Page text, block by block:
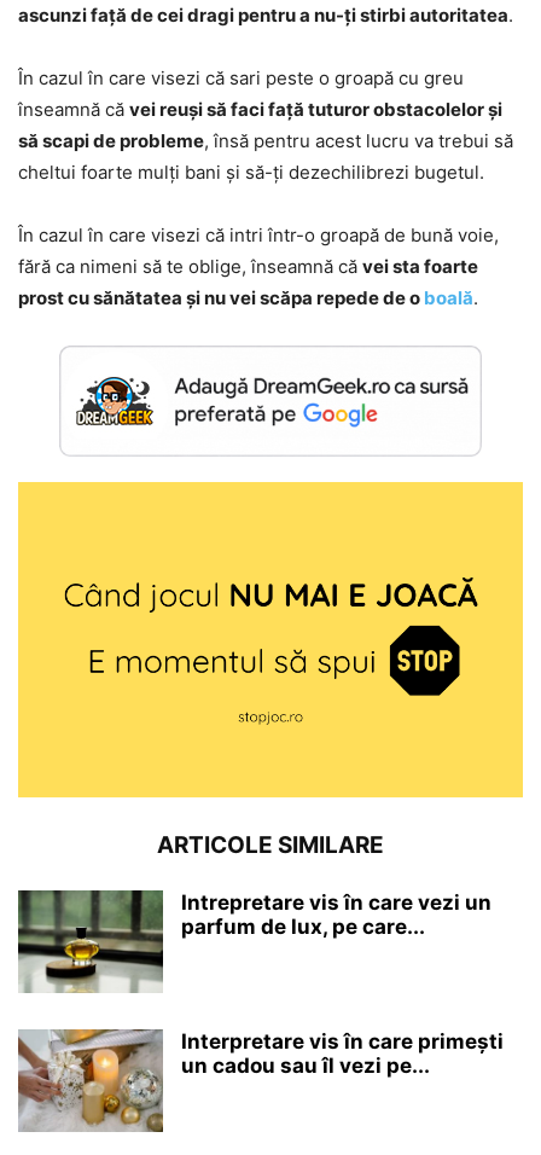
ascunzi față de cei dragi pentru a nu-ți stirbi autoritatea.
În cazul în care visezi că sari peste o groapă cu greu
înseamnă că vei reuși să faci față tuturor obstacolelor și
să scapi de probleme, însă pentru acest lucru va trebui să
cheltui foarte mulți bani și să-ți dezechilibrezi bugetul.
În cazul în care visezi că intri într-o groapă de bună voie,
fără ca nimeni să te oblige, înseamnă că vei sta foarte
prost cu sănătatea și nu vei scăpa repede de o boală.
ARTICOLE SIMILARE
Intrepretare vis în care vezi un
parfum de lux, pe care...
Interpretare vis în care primești
un cadou sau îl vezi pe...